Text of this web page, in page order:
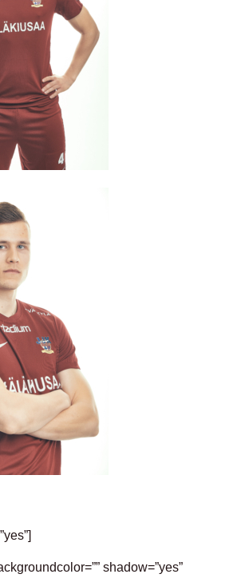
shadow=”yes”